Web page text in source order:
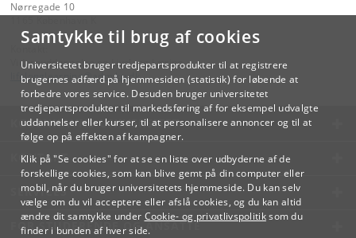
Samtykke til brug af cookies
Universitetet bruger tredjepartsprodukter til at registrere
brugernes adfærd på hjemmesiden (statistik) for løbende at
forbedre vores service. Desuden bruger universitetet
tredjepartsprodukter til markedsføring af for eksempel udvalgte
uddannelser eller kurser, til at personalisere annoncer og til at
følge op på effekten af kampagner.
Klik på "Se cookies" for at se en liste over udbyderne af de
forskellige cookies, som kan blive gemt på din computer eller
mobil, når du bruger universitetets hjemmeside. Du kan selv
vælge om du vil acceptere eller afslå cookies, og du kan altid
ændre dit samtykke under Cookie- og privatlivspolitiksom du
finder i bunden af hver side.
Nørregade 10
Videreuddannelse og Livslang Læring
lifelonglearning@adm.ku.dk
KØBENHAVNS UNIVERSITET
KONTAKT
SERVICES
FOR STUDERENDE OG ANSATTE